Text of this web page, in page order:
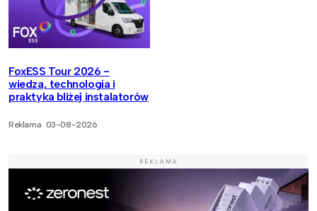
FoxESS Tour 2026 -
wiedza, technologia i
praktyka bliżej instalatorów
Reklama 03-08-2026
REKLAMA